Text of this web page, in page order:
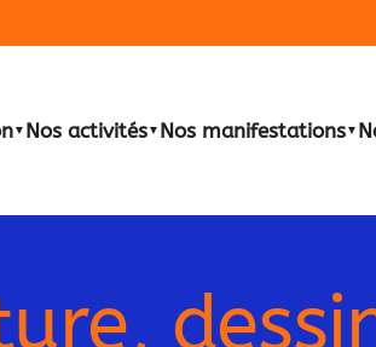
▼ Nos activités▼ Nos manifestations▼